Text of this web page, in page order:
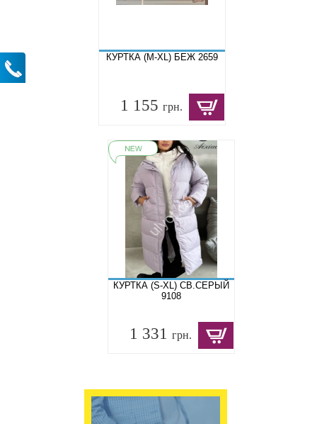
КУРТКА (M-XL) БЕЖ 2659
1 155грн.
КУРТКА (S-XL) СВ.СЕРЫЙ
9108
1 331грн.